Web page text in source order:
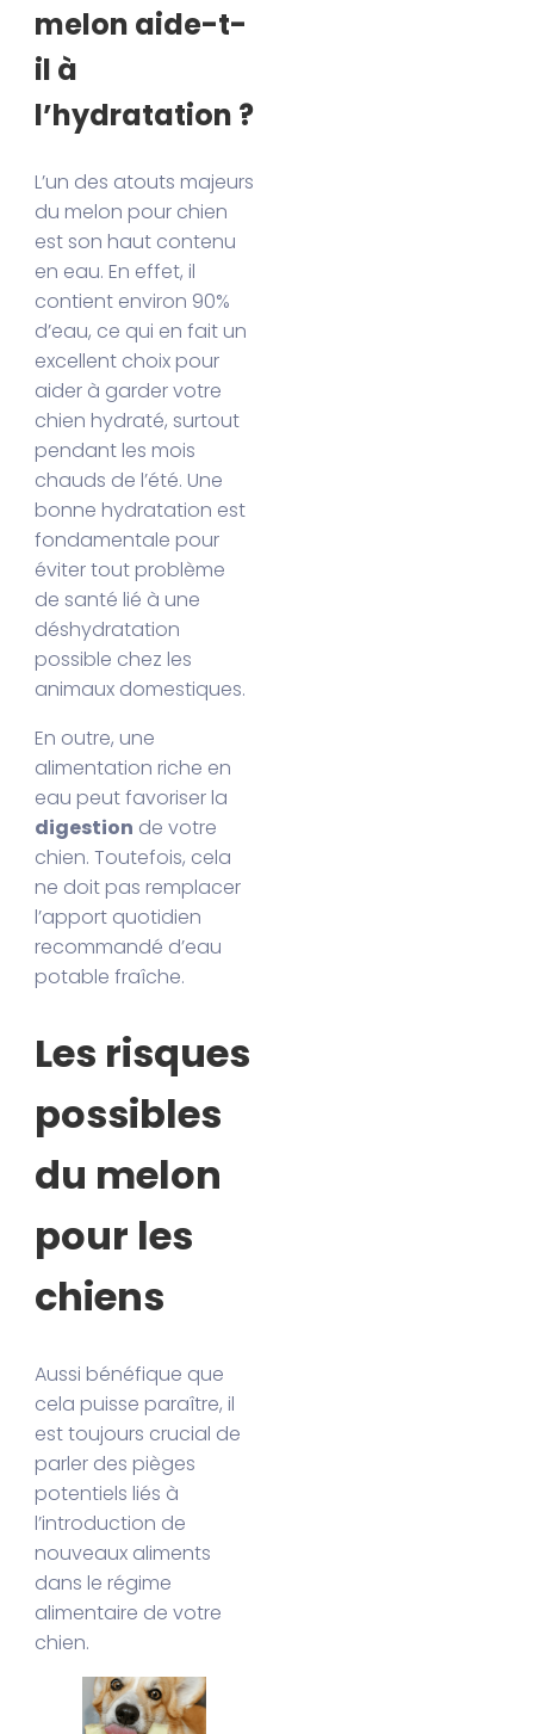
melon aide-t-
il à
l’hydratation ?
L’un des atouts majeurs
du melon pour chien
est son haut contenu
en eau. En effet, il
contient environ 90%
d’eau, ce qui en fait un
excellent choix pour
aider à garder votre
chien hydraté, surtout
pendant les mois
chauds de l’été. Une
bonne hydratation est
fondamentale pour
éviter tout problème
de santé lié à une
déshydratation
possible chez les
animaux domestiques.
En outre, une
alimentation riche en
eau peut favoriser la
digestion de votre
chien. Toutefois, cela
ne doit pas remplacer
l’apport quotidien
recommandé d’eau
potable fraîche.
Les risques
possibles
du melon
pour les
chiens
Aussi bénéfique que
cela puisse paraître, il
est toujours crucial de
parler des pièges
potentiels liés à
l’introduction de
nouveaux aliments
dans le régime
alimentaire de votre
chien.